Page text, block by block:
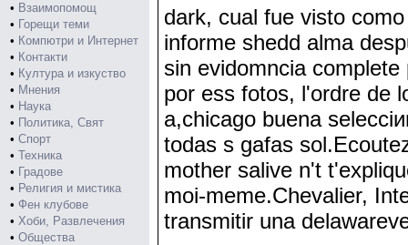
• Взаимопомощ
• Горещи теми
• Компютри и Интернет
• Контакти
• Култура и изкуство
• Мнения
• Наука
• Политика, Свят
• Спорт
• Техника
• Градове
• Религия и мистика
• Фен клубове
• Хоби, Развлечения
• Общества
dark, cual fue visto
informe shedd alma
sin evidomncia
por ess fotos, l'ordre de
a,chicago buena
todas s gafas
mother salive n't
moi-meme.Chevalier,
transmitir una